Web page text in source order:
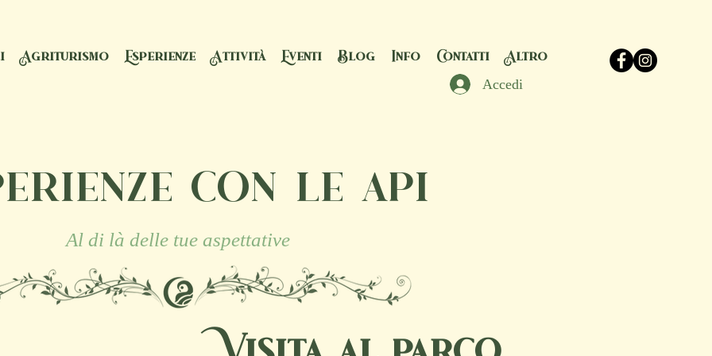
Agriturismo Esperienze Attività Eventi Blog Info Contatti Altro
Accedi
con le api
Al di là delle tue aspettative